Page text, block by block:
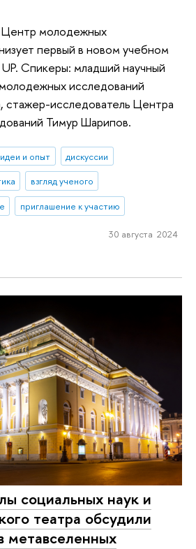
Центр молодежных
первый в новом учебном
Спикеры: младший научный
исследований
стажер-исследователь Центра
Тимур Шарипов.
идеи и опыт
дискуссии
взгляд ученого
приглашение к участию
30 августа 2024
социальных наук и
театра обсудили
метавселенных